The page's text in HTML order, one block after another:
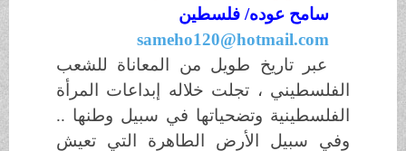
سامح عوده/ فلسطين
sameho120@hotmail.com
عبر تاريخ طويل من المعاناة للشعب
الفلسطيني ، تجلت خلاله إبداعات المرأة
الفلسطينية وتضحياتها في سبيل وطنها ..
وفي سبيل الأرض الطاهرة التي تعيش